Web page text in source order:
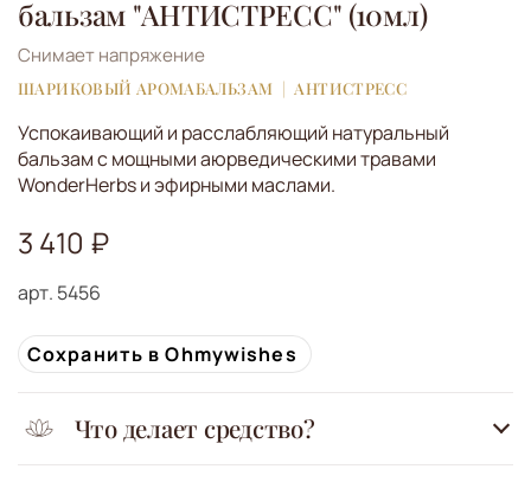
арт. 5456
бальзам "АНТИСТРЕСС" (10мл)
3 410 ₽
Сохранить в Ohmywishes
Снимает напряжение
ШАРИКОВЫЙ АРОМАБАЛЬЗАМ АНТИСТРЕСС
Успокаивающий и расслабляющий натуральный
бальзам с мощными аюрведическими травами
WonderHerbs и эфирными маслами.
Что делает средство?